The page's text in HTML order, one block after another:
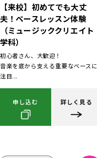
【来校】初めてでも大丈
夫！ベースレッスン体験
（ミュージッククリエイト
学科）
初心者さん、大歓迎！
音楽を底から支える重要なベースに
注目...
申し込む 詳しく見る